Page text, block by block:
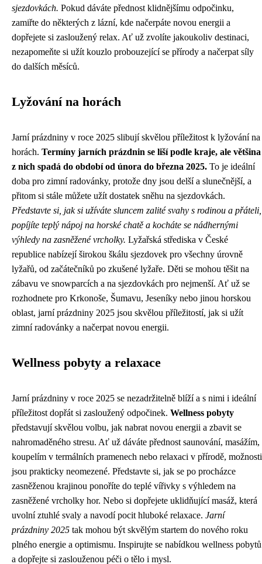
sjezdovkách. Pokud dáváte přednost klidnějšímu odpočinku,
zamiřte do některých z lázní, kde načerpáte novou energii a
dopřejete si zasloužený relax. Ať už zvolíte jakoukoliv destinaci,
nezapomeňte si užít kouzlo probouzející se přírody a načerpat síly
do dalších měsíců.
Lyžování na horách
Jarní prázdniny v roce 2025 slibují skvělou příležitost k lyžování na
horách. Termíny jarních prázdnin se liší podle kraje, ale většina
z nich spadá do období od února do března 2025. To je ideální
doba pro zimní radovánky, protože dny jsou delší a slunečnější, a
přitom si stále můžete užít dostatek sněhu na sjezdovkách.
Představte si, jak si užíváte sluncem zalité svahy s rodinou a přáteli,
popíjíte teplý nápoj na horské chatě a kocháte se nádhernými
výhledy na zasněžené vrcholky. Lyžařská střediska v České
republice nabízejí širokou škálu sjezdovek pro všechny úrovně
lyžařů, od začátečníků po zkušené lyžaře. Děti se mohou těšit na
zábavu ve snowparcích a na sjezdovkách pro nejmenší. Ať už se
rozhodnete pro Krkonoše, Šumavu, Jeseníky nebo jinou horskou
oblast, jarní prázdniny 2025 jsou skvělou příležitostí, jak si užít
zimní radovánky a načerpat novou energii.
Wellness pobyty a relaxace
Jarní prázdniny v roce 2025 se nezadržitelně blíží a s nimi i ideální
příležitost dopřát si zasloužený odpočinek. Wellness pobyty
představují skvělou volbu, jak nabrat novou energii a zbavit se
nahromaděného stresu. Ať už dáváte přednost saunování, masážím,
koupelím v termálních pramenech nebo relaxaci v přírodě, možnosti
jsou prakticky neomezené. Představte si, jak se po procházce
zasněženou krajinou ponoříte do teplé vířivky s výhledem na
zasněžené vrcholky hor. Nebo si dopřejete uklidňující masáž, která
uvolní ztuhlé svaly a navodí pocit hluboké relaxace. Jarní
prázdniny 2025 tak mohou být skvělým startem do nového roku
plného energie a optimismu. Inspirujte se nabídkou wellness pobytů
a dopřejte si zaslouženou péči o tělo i mysl.